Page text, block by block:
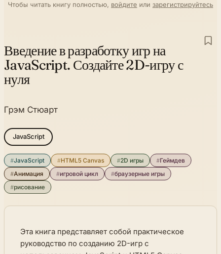
Чтобы читать книгу полностью, войдите или зарегистрируйтесь
Введение в разработку игр на
JavaScript. Создайте 2D-игру с
нуля
Грэм Стюарт
JavaScript
#JavaScript #HTML5 Canvas #2D игры #Геймдев
#Анимация #игровой цикл #браузерные игры
#рисование
Эта книга представляет собой практическое
руководство по созданию 2D-игр с